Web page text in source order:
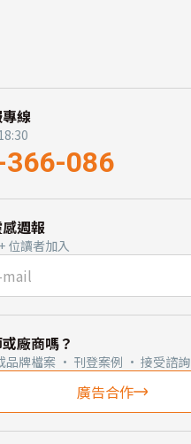
線
086
週報
位讀者加入
廠商嗎？
品牌檔案 · 刊登案例 · 接受諮詢
廣告合作